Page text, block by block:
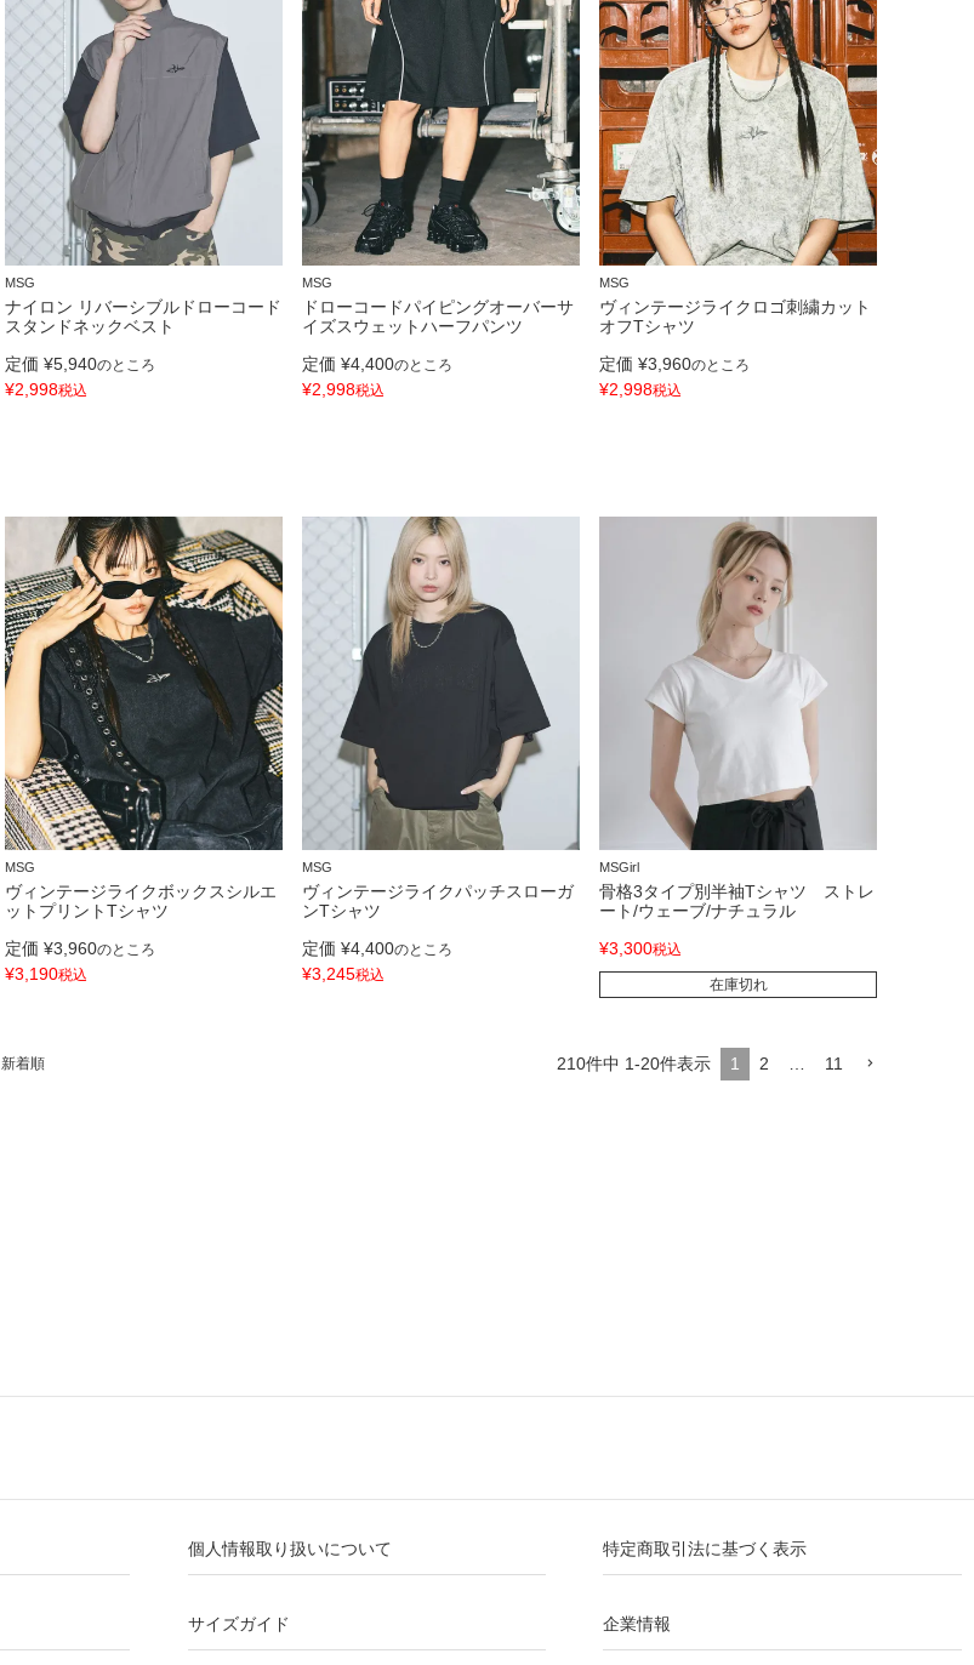
MSG
ナイロン リバーシブルドローコード
スタンドネックベスト
定価 ¥5,940のところ
¥2,998税込
MSG
ドローコードパイピングオーバーサ
イズスウェットハーフパンツ
定価 ¥4,400のところ
¥2,998税込
MSG
ヴィンテージライクロゴ刺繍カット
オフTシャツ
定価 ¥3,960のところ
¥2,998税込
MSG
ヴィンテージライクボックスシルエ
ットプリントTシャツ
定価 ¥3,960のところ
¥3,190税込
MSG
ヴィンテージライクパッチスローガ
ンTシャツ
定価 ¥4,400のところ
¥3,245税込
MSGirl
骨格3タイプ別半袖Tシャツ ストレ
ート/ウェーブ/ナチュラル
¥3,300税込
在庫切れ
新着順 210件中 1-20件表示 1 2 11
個人情報取り扱いについて 特定商取引法に基づく表示
サイズガイド 企業情報